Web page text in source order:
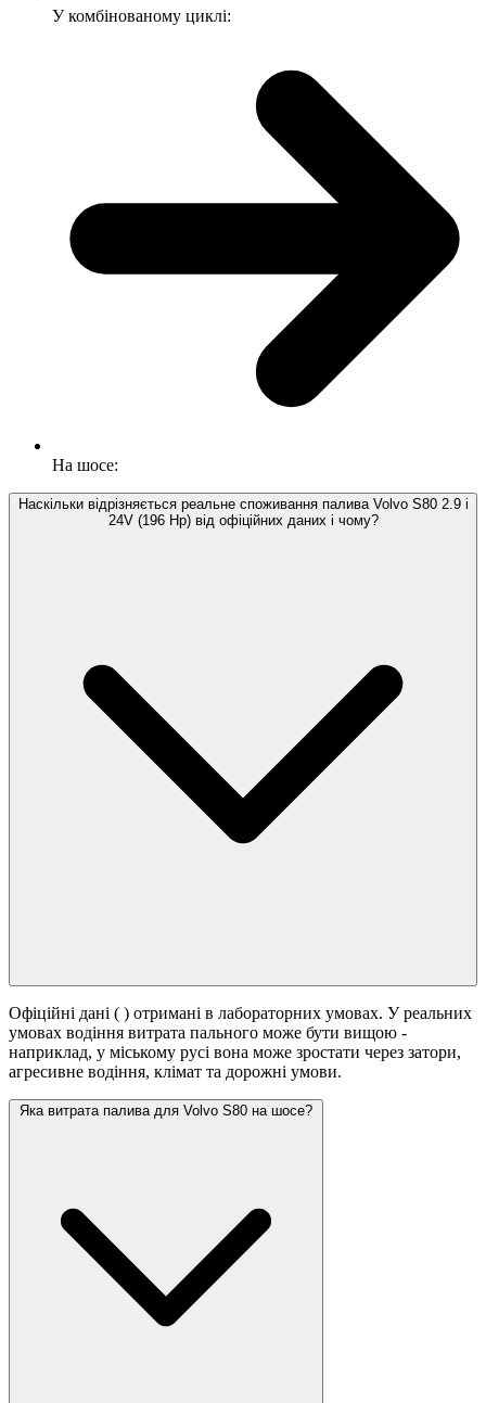
У комбінованому циклі:
На шосе:
Наскільки відрізняється реальне споживання палива Volvo S80 2.9 i
24V (196 Hp) від офіційних даних і чому?
Офіційні дані ( ) отримані в лабораторних умовах. У реальних
умовах водіння витрата пального може бути вищою -
наприклад, у міському русі вона може зростати через затори,
агресивне водіння, клімат та дорожні умови.
Яка витрата палива для Volvo S80 на шосе?